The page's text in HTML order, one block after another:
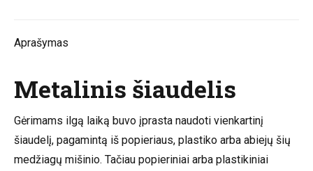
Aprašymas
Metalinis šiaudelis
Gėrimams ilgą laiką buvo įprasta naudoti vienkartinį
šiaudelį, pagamintą iš popieriaus, plastiko arba abiejų šių
medžiagų mišinio. Tačiau popieriniai arba plastikiniai